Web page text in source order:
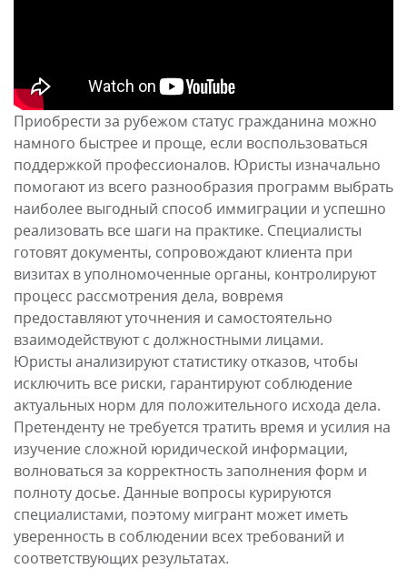
Приобрести за рубежом статус гражданина можно
намного быстрее и проще, если воспользоваться
поддержкой профессионалов. Юристы изначально
помогают из всего разнообразия программ выбрать
наиболее выгодный способ иммиграции и успешно
реализовать все шаги на практике. Специалисты
готовят документы, сопровождают клиента при
визитах в уполномоченные органы, контролируют
процесс рассмотрения дела, вовремя
предоставляют уточнения и самостоятельно
взаимодействуют с должностными лицами.
Юристы анализируют статистику отказов, чтобы
исключить все риски, гарантируют соблюдение
актуальных норм для положительного исхода дела.
Претенденту не требуется тратить время и усилия на
изучение сложной юридической информации,
волноваться за корректность заполнения форм и
полноту досье. Данные вопросы курируются
специалистами, поэтому мигрант может иметь
уверенность в соблюдении всех требований и
соответствующих результатах.